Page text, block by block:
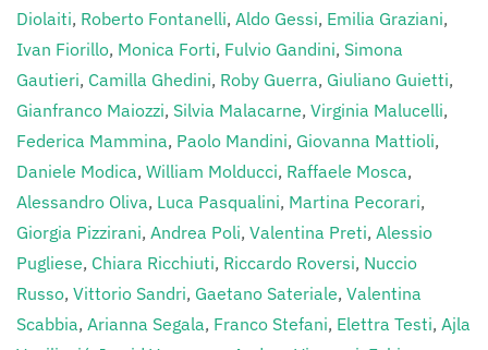
Diolaiti, Roberto Fontanelli, Aldo Gessi, Emilia Graziani,
Ivan Fiorillo, Monica Forti, Fulvio Gandini, Simona
Gautieri, Camilla Ghedini, Roby Guerra, Giuliano Guietti,
Gianfranco Maiozzi, Silvia Malacarne, Virginia Malucelli,
Federica Mammina, Paolo Mandini, Giovanna Mattioli,
Daniele Modica, William Molducci, Raffaele Mosca,
Alessandro Oliva, Luca Pasqualini, Martina Pecorari,
Giorgia Pizzirani, Andrea Poli, Valentina Preti, Alessio
Pugliese, Chiara Ricchiuti, Riccardo Roversi, Nuccio
Russo, Vittorio Sandri, Gaetano Sateriale, Valentina
Scabbia, Arianna Segala, Franco Stefani, Elettra Testi, Ajla